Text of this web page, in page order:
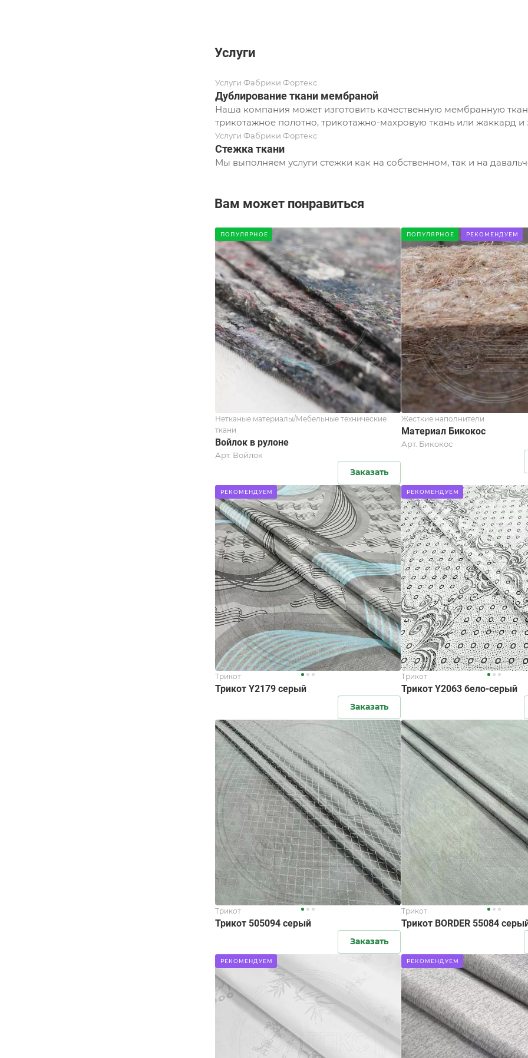
Услуги
Услуги Фабрики Фортекс
Дублирование ткани мембраной
Наша компания может изготовить качественную мембранную
трикотажное полотно, трикотажно-махровую ткань или жаккард и
Услуги Фабрики Фортекс
Стежка ткани
Мы выполняем услуги стежки как на собственном, так и на
Вам может понравиться
ПОПУЛЯРНОЕ
Нетканые материалы/Мебельные технические
ткани
Войлок в рулоне
Арт. Войлок
Заказать
ПОПУЛЯРНОЕ РЕКОМЕНДУЕМ
Жесткие наполнители
Материал Бикокос
Арт. Бикокос
РЕКОМЕНДУЕМ
Трикот
Трикот Y2179 серый
Заказать
РЕКОМЕНДУЕМ
Трикот
Трикот Y2063 бело-серый
Трикот
Трикот 505094 серый
Заказать
Трикот
Трикот BORDER 55084
РЕКОМЕНДУЕМ РЕКОМЕНДУЕМ